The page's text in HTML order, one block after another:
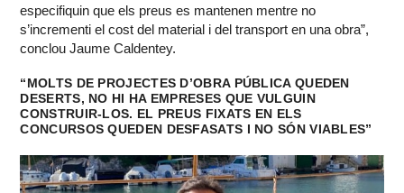
especifiquin que els preus es mantenen mentre no
s’incrementi el cost del material i del transport en una obra”,
conclou Jaume Caldentey.
“MOLTS DE PROJECTES D’OBRA PÚBLICA QUEDEN
DESERTS, NO HI HA EMPRESES QUE VULGUIN
CONSTRUIR-LOS. EL PREUS FIXATS EN ELS
CONCURSOS QUEDEN DESFASATS I NO SÓN VIABLES”